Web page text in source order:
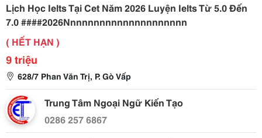
Lịch Học Ielts Tại Cet Năm 2026 Luyện Ielts Từ 5.0 Đến
7.0 ####2026Nnnnnnnnnnnnnnnnnnnnn
( HẾT HẠN )
9 triệu
628/7 Phan Văn Trị, P. Gò Vấp
Trung Tâm Ngoại Ngữ Kiến Tạo
0286 257 6867